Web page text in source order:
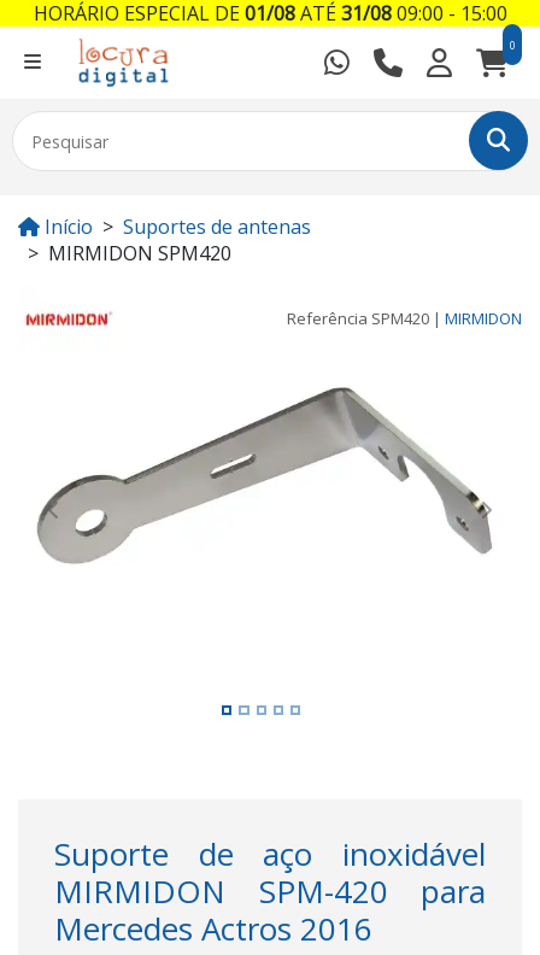
0
Início
Suportes de antenas
MIRMIDON SPM420
Referência SPM420 | MIRMIDON
Previous Next
Suporte de aço inoxidável
MIRMIDON SPM-420 para
Mercedes Actros 2016
HORÁRIO ESPECIAL DE01/08ATÉ31/0809:00 - 15:00